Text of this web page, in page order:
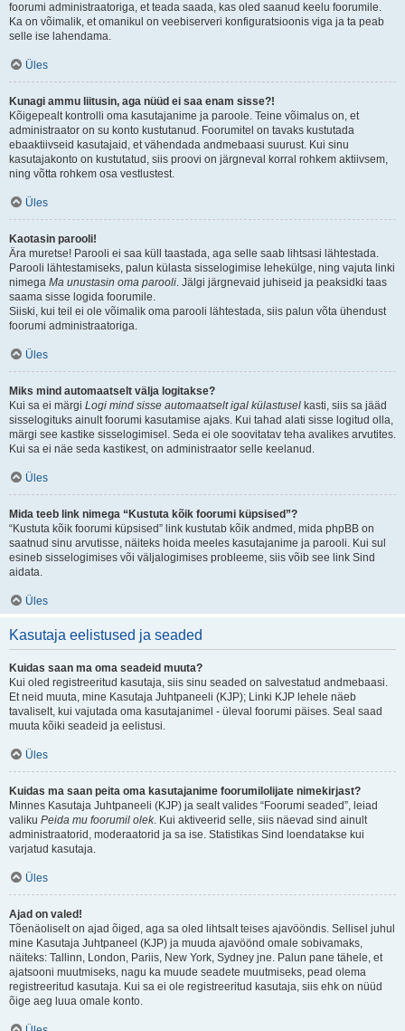
foorumi administraatoriga, et teada saada, kas oled saanud keelu foorumile.
Ka on võimalik, et omanikul on veebiserveri konfiguratsioonis viga ja ta peab
selle ise lahendama.
Üles
Kunagi ammu liitusin, aga nüüd ei saa enam sisse?!
Kõigepealt kontrolli oma kasutajanime ja paroole. Teine võimalus on, et
administraator on su konto kustutanud. Foorumitel on tavaks kustutada
ebaaktiivseid kasutajaid, et vähendada andmebaasi suurust. Kui sinu
kasutajakonto on kustutatud, siis proovi on järgneval korral rohkem aktiivsem,
ning võtta rohkem osa vestlustest.
Üles
Kaotasin parooli!
Ära muretse! Parooli ei saa küll taastada, aga selle saab lihtsasi lähtestada.
Parooli lähtestamiseks, palun külasta sisselogimise lehekülge, ning vajuta linki
nimega Ma unustasin oma parooli. Jälgi järgnevaid juhiseid ja peaksidki taas
saama sisse logida foorumile.
Siiski, kui teil ei ole võimalik oma parooli lähtestada, siis palun võta ühendust
foorumi administraatoriga.
Üles
Miks mind automaatselt välja logitakse?
Kui sa ei märgi Logi mind sisse automaatselt igal külastusel kasti, siis sa jääd
sisselogituks ainult foorumi kasutamise ajaks. Kui tahad alati sisse logitud olla,
märgi see kastike sisselogimisel. Seda ei ole soovitatav teha avalikes arvutites.
Kui sa ei näe seda kastikest, on administraator selle keelanud.
Üles
Mida teeb link nimega “Kustuta kõik foorumi küpsised”?
“Kustuta kõik foorumi küpsised” link kustutab kõik andmed, mida phpBB on
saatnud sinu arvutisse, näiteks hoida meeles kasutajanime ja parooli. Kui sul
esineb sisselogimises või väljalogimises probleeme, siis võib see link Sind
aidata.
Üles
Kasutaja eelistused ja seaded
Kuidas saan ma oma seadeid muuta?
Kui oled registreeritud kasutaja, siis sinu seaded on salvestatud andmebaasi.
Et neid muuta, mine Kasutaja Juhtpaneeli (KJP); Linki KJP lehele näeb
tavaliselt, kui vajutada oma kasutajanimel - üleval foorumi päises. Seal saad
muuta kõiki seadeid ja eelistusi.
Üles
Kuidas ma saan peita oma kasutajanime foorumilolijate nimekirjast?
Minnes Kasutaja Juhtpaneeli (KJP) ja sealt valides “Foorumi seaded”, leiad
valiku Peida mu foorumil olek. Kui aktiveerid selle, siis näevad sind ainult
administraatorid, moderaatorid ja sa ise. Statistikas Sind loendatakse kui
varjatud kasutaja.
Üles
Ajad on valed!
Tõenäoliselt on ajad õiged, aga sa oled lihtsalt teises ajavööndis. Sellisel juhul
mine Kasutaja Juhtpaneel (KJP) ja muuda ajavöönd omale sobivamaks,
näiteks: Tallinn, London, Pariis, New York, Sydney jne. Palun pane tähele, et
ajatsooni muutmiseks, nagu ka muude seadete muutmiseks, pead olema
registreeritud kasutaja. Kui sa ei ole registreeritud kasutaja, siis ehk on nüüd
õige aeg luua omale konto.